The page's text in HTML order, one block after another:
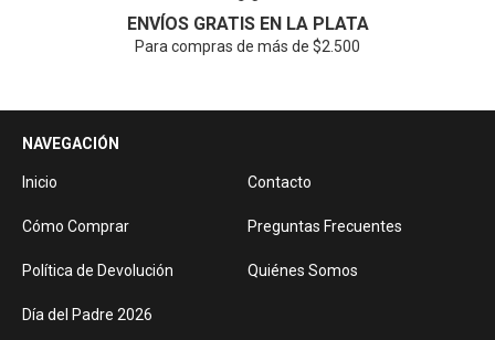
ENVÍOS GRATIS EN LA PLATA
Para compras de más de $2.500
NAVEGACIÓN
Inicio Contacto
Cómo Comprar Preguntas Frecuentes
Política de Devolución Quiénes Somos
Día del Padre 2026